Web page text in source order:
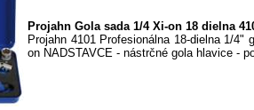
Projahn Gola sada 1/4 Xi-on 18 dielna
Projahn 4101 Profesionálna 18-dielna 1/4"
on NADSTAVCE - nástrčné gola hlavice -